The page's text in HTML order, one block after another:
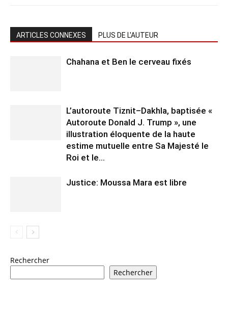
ARTICLES CONNEXES PLUS DE L'AUTEUR
Chahana et Ben le cerveau fixés
L’autoroute Tiznit–Dakhla, baptisée «
Autoroute Donald J. Trump », une
illustration éloquente de la haute
estime mutuelle entre Sa Majesté le
Roi et le...
Justice: Moussa Mara est libre
Rechercher
Rechercher